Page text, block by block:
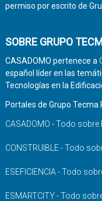
permiso por escrito de
SOBRE GRUPO
CASADOMO pertenece a
español líder en las
Tecnologías en la
Portales de Grupo Tecma
CASADOMO - Todo
CONSTRUIBLE - Todo
ESEFICIENCIA - Todo
ESMARTCITY - Todo